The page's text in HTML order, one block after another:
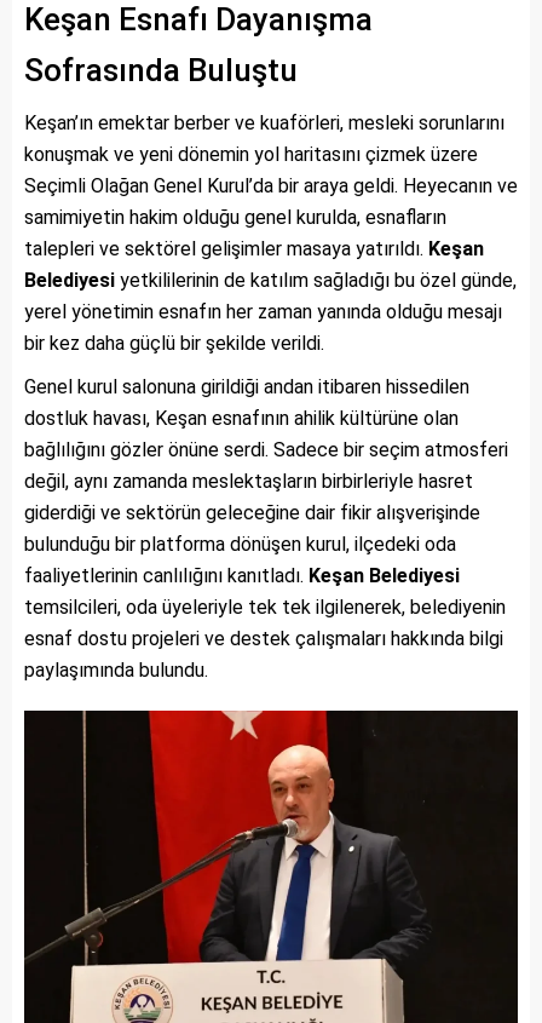
Keşan Esnafı Dayanışma
Sofrasında Buluştu
Keşan’ın emektar berber ve kuaförleri, mesleki sorunlarını
konuşmak ve yeni dönemin yol haritasını çizmek üzere
Seçimli Olağan Genel Kurul’da bir araya geldi. Heyecanın ve
samimiyetin hakim olduğu genel kurulda, esnafların
talepleri ve sektörel gelişimler masaya yatırıldı. Keşan
Belediyesi yetkililerinin de katılım sağladığı bu özel günde,
yerel yönetimin esnafın her zaman yanında olduğu mesajı
bir kez daha güçlü bir şekilde verildi.
Genel kurul salonuna girildiği andan itibaren hissedilen
dostluk havası, Keşan esnafının ahilik kültürüne olan
bağlılığını gözler önüne serdi. Sadece bir seçim atmosferi
değil, aynı zamanda meslektaşların birbirleriyle hasret
giderdiği ve sektörün geleceğine dair fikir alışverişinde
bulunduğu bir platforma dönüşen kurul, ilçedeki oda
faaliyetlerinin canlılığını kanıtladı. Keşan Belediyesi
temsilcileri, oda üyeleriyle tek tek ilgilenerek, belediyenin
esnaf dostu projeleri ve destek çalışmaları hakkında bilgi
paylaşımında bulundu.